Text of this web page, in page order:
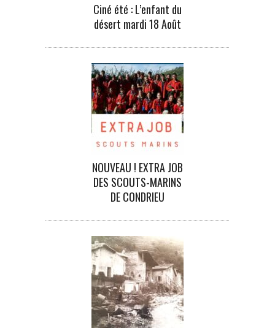
Ciné été : L’enfant du
désert mardi 18 Août
NOUVEAU ! EXTRA JOB
DES SCOUTS-MARINS
DE CONDRIEU